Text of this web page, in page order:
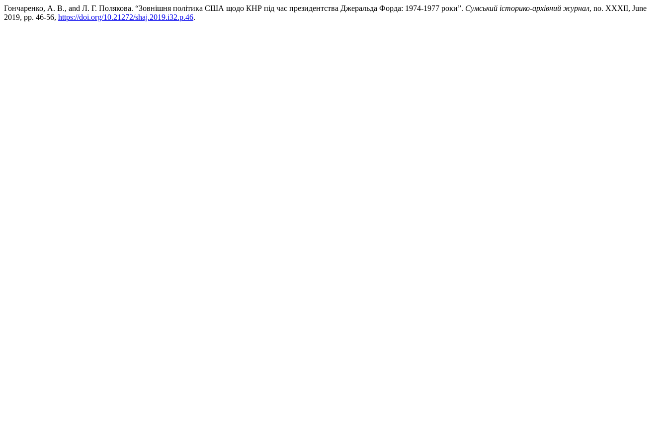
Гончаренко, А. В., and Л. Г. Полякова. “Зовнішня політика США щодо КНР під час президентства Джеральда Форда: 1974-1977 роки”. Сумський історико-архівний журнал, no. XXXII, June
2019, pp. 46-56, https://doi.org/10.21272/shaj.2019.i32.p.46.